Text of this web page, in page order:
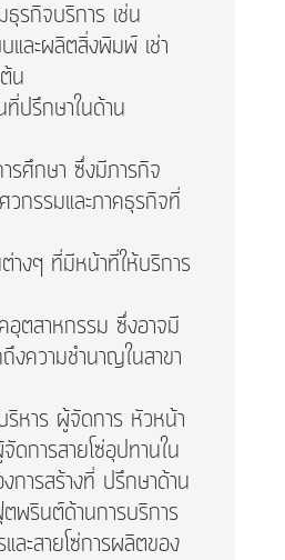
รกิจบริการ เช่น
และผลิตสิ่งพิมพ์ เช่า
น
ปรึกษาในด้าน
รศึกษา ซึ่งมีภารกิจ
วกรรมและภาคธุรกิจที่
างๆ ที่มีหน้าที่ให้บริการ
อุตสาหกรรม ซึ่งอาจมี
ความชำนาญในสาขา
ริหาร ผู้จัดการ หัวหน้า
การสายโซ่อุปทานใน
การสร้างที่ ปรึกษาด้าน
พรินต์ด้านการบริการ
ะสายโซ่การผลิตของ